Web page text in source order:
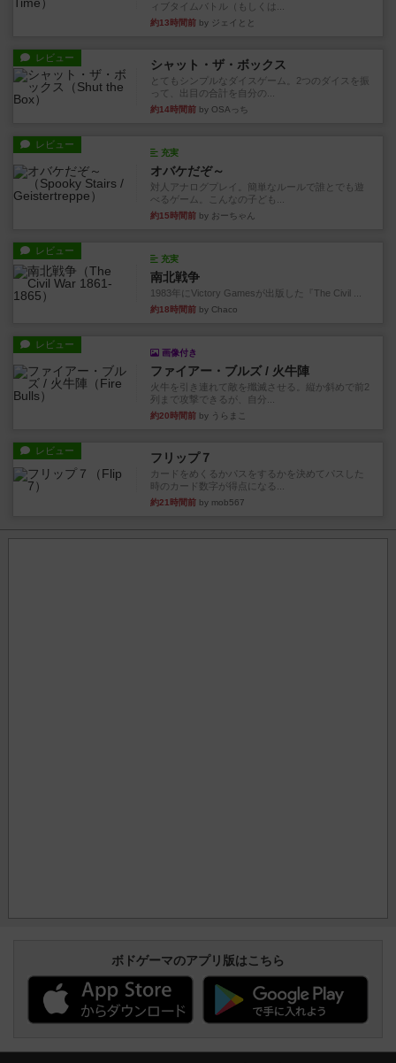
ィブタイムバトル（もしくは...
約13時間前 by ジェイとと
レビュー シャット・ザ・ボックス
とてもシンプルなダイスゲーム。2つのダイスを振
って、出目の合計を自分の...
約14時間前 by OSAっち
レビュー
充実
オバケだぞ～
対人アナログプレイ。簡単なルールで誰とでも遊
べるゲーム。こんなの子ども...
約15時間前 by おーちゃん
レビュー
充実
南北戦争
1983年にVictory Gamesが出版した『The Civil ...
約18時間前 by Chaco
レビュー
画像付き
ファイアー・ブルズ / 火牛陣
火牛を引き連れて敵を殲滅させる。縦か斜めで前2
列まで攻撃できるが、自分...
約20時間前 by うらまこ
レビュー フリップ７
カードをめくるかパスをするかを決めてパスした
時のカード数字が得点になる...
約21時間前 by mob567
ボドゲーマのアプリ版はこちら